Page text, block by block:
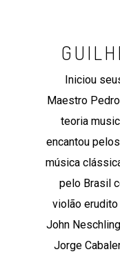
Iniciou
Maestro
teoria
encantou
música
pelo Brasil
violão
John
Jorge